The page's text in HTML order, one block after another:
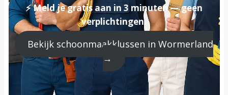
⚡ Meld je gratis aan in 3 minuten — geen
verplichtingen.
Bekijk schoonmaakklussen in Wormerland
→